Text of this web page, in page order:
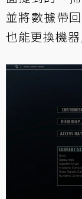
並將數據帶
也能更換機器